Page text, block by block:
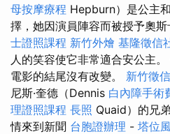
母按摩療程 Hepburn）是公主
擇，她因演員陣容而被授予奧斯
士證照課程 新竹外燴 基隆徵信
人的笑容使它非常適合安公主
電影的結尾沒有改變。 新竹徵
尼斯·奎德（Dennis 白內障手術
理證照課程 長照 Quaid）的兄
情來到新聞 台胞證辦理 - 塔位